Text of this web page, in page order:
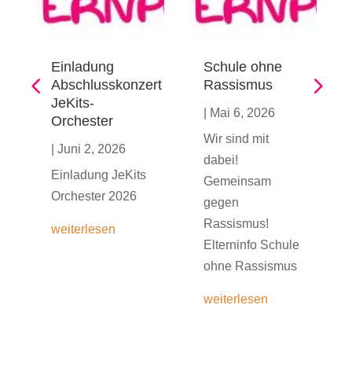
Einladung
Abschlusskonzert
JeKits-
Orchester
Juni 2, 2026
Einladung JeKits
Orchester 2026
weiterlesen
Schule ohne
Rassismus
Mai 6, 2026
Wir sind mit
dabei!
Gemeinsam
gegen
Rassismus!
Elterninfo Schule
ohne Rassismus
weiterlesen